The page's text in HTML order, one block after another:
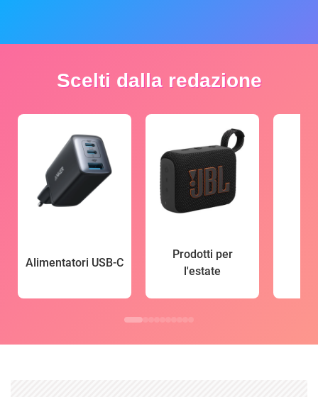
Scelti dalla redazione
Alimentatori USB-C
Prodotti per
l'estate